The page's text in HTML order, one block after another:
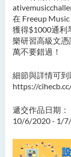
在 Freeup
獲得$1000通利
樂研習高級文
萬不要錯過！
細節與詳情可到
https://
遞交作品日期：
10/6/2020 - 1/